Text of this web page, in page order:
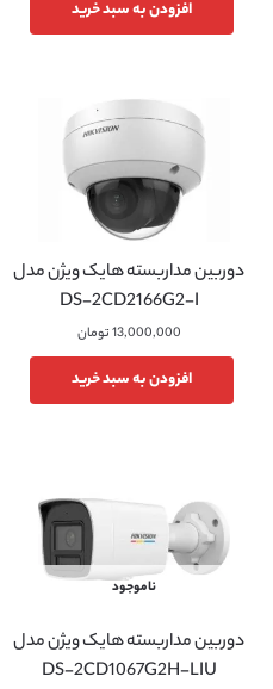
افزودن به سبد خرید
دوربین مداربسته هایک ویژن مدل
DS-2CD2166G2-I
13,000,000تومان
افزودن به سبد خرید
ناموجود
دوربین مداربسته هایک ویژن مدل
DS-2CD1067G2H-LIU